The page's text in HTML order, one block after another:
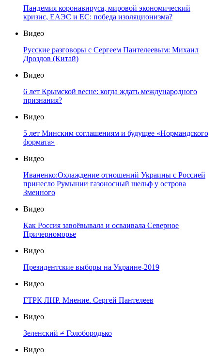
Пандемия коронавируса, мировой экономический
кризис, ЕАЭС и ЕС: победа изоляционизма?
Видео
Русские разговоры с Сергеем Пантелеевым: Михаил
Дроздов (Китай)
Видео
6 лет Крымской весне: когда ждать международного
признания?
Видео
5 лет Минским соглашениям и будущее «Нормандского
формата»
Видео
Иваненко:Охлаждение отношений Украины с Россией
принесло Румынии газоносный шельф у острова
Змеиного
Видео
Как Россия завоёвывала и осваивала Северное
Причерноморье
Видео
Президентские выборы на Украине-2019
Видео
ГТРК ЛНР. Мнение. Сергей Пантелеев
Видео
Зеленский ≠ Голобородько
Видео